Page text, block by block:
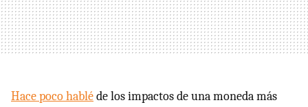
Hace poco habléde los impactos de una moneda más